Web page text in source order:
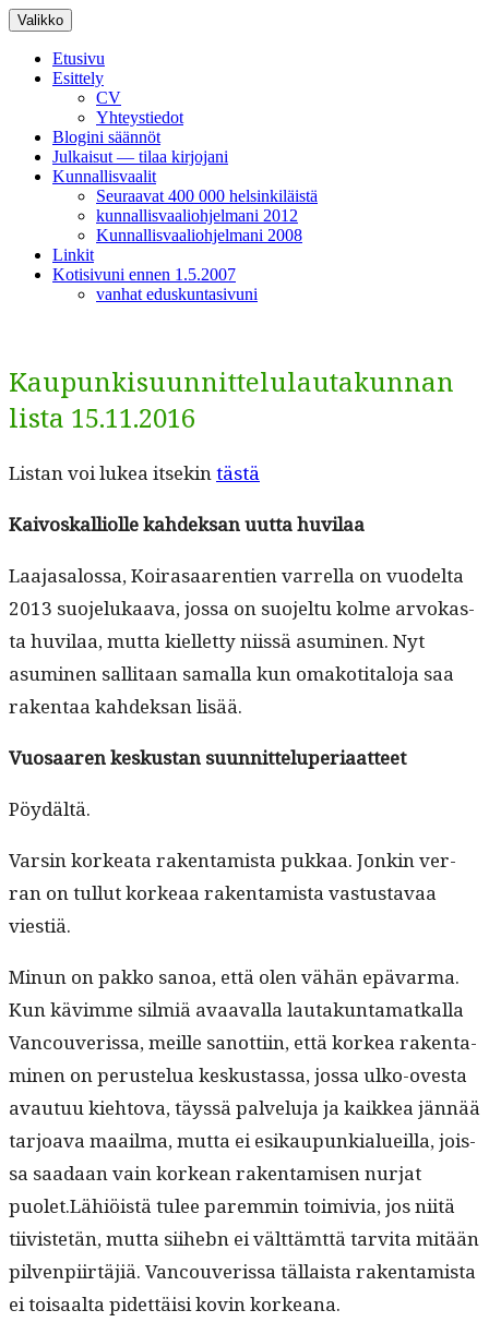
Siirry
sisältöön
Valikko
Etusivu
Esittely
CV
Yhteystiedot
Blogini säännöt
Julkaisut — tilaa kirjojani
Kunnallisvaalit
Seuraavat 400 000 helsinkiläistä
kunnallisvaaliohjelmani 2012
Kunnallisvaaliohjelmani 2008
Linkit
Kotisivuni ennen 1.5.2007
vanhat eduskuntasivuni
Kaupunkisuunnittelulautakunnan
lista 15.11.2016
Lis­tan voi lukea itsekintästä
Kaivoskalli­olle kahdek­san uut­ta huvilaa
Laa­jasa­los­sa, Koirasaar­en­tien var­rel­la on vuodelta
2013 suo­jelukaa­va, jos­sa on suo­jel­tu kolme arvokas­
ta huvi­laa, mut­ta kiel­let­ty niis­sä asum­i­nen. Nyt
asum­i­nen sal­li­taan samal­la kun omakoti­talo­ja saa
rak­en­taa kahdek­san lisää.
Vuosaaren keskus­tan suunnitteluperiaatteet
Pöy­dältä.
Varsin korkea­ta rak­en­tamista pukkaa. Jonkin ver­
ran on tul­lut korkeaa rak­en­tamista vas­tus­tavaa
viestiä.
Min­un on pakko sanoa, että olen vähän epä­var­ma.
Kun kävimme silmiä avaaval­la lau­takun­ta­matkalla
Van­cou­veris­sa, meille san­ot­ti­in, että korkea rak­en­t­a­
mi­nen on perustelua keskus­tas­sa, jos­sa ulko-oves­ta
avau­tuu kiehto­va, täyssä palvelu­ja ja kaikkea jän­nää
tar­joa­va maail­ma, mut­ta ei esikaupunkialueil­la, jois­
sa saadaan vain korkean rak­en­tamisen nur­jat
puolet.Lähiöistä tulee parem­min toimivia, jos niitä
tiivis­tetän, mut­ta siihebn ei vält­tämt­tä tarvi­ta mitään
pil­ven­pi­irtäjiä. Van­cou­veris­sa täl­laista rak­en­tamista
ei toisaal­ta pidet­täisi kovin korkeana.